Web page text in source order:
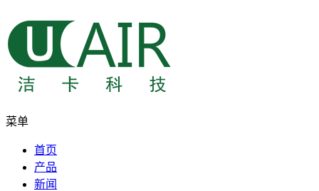
菜单
首页
产品
新闻